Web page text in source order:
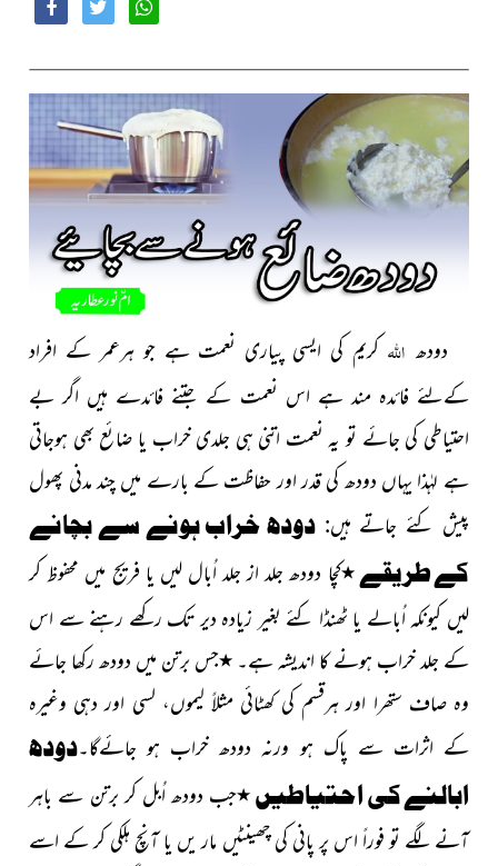
دودھ اللہ کریم کی ایسی پیاری نعمت ہے جو ہرعمر کے افراد
کےلئے فائدہ مند ہے اس نعمت کے جتنے فائدے ہیں اگر بے
احتیاطی کی جائے تو یہ نعمت اتنی ہی جلدی خراب یا ضائع بھی ہوجاتی
ہے لہٰذا یہاں دودھ کی قدر اور حفاظت کے بارے میں چند مدنی پھول
پیش کئے جاتے ہیں: دودھ خراب ہونے سے بچانے
کے طریقے ٭کچا دودھ جلد از جلد اُبال لیں یا فریج میں محفوظ کر
لیں کیونکہ اُبالے یا ٹھنڈا کئے بغیر زیادہ دیر تک رکھے رہنے سے اس
کے جلد خراب ہونے کا اندیشہ ہے۔ ٭جس برتن میں دودھ رکھا جائے
وہ صاف ستھرا اور ہرقسم کی کھٹائی مثلاً لیموں، لسی اور دہی وغیرہ
کے اثرات سے پاک ہو ورنہ دودھ خراب ہو جائےگا۔دودھ
ابالنے کی احتیاطیں ٭جب دودھ اُبل کر برتن سے باہر
آنے لگے تو فوراً اس پر پانی کی چھینٹیں مار یں یا آنچ ہلکی کر کے اسے